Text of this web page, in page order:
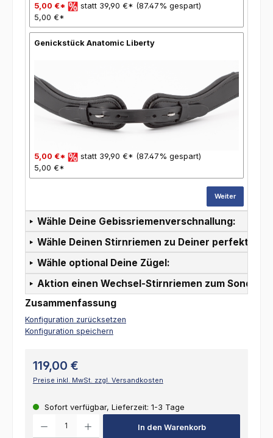
5,00 €*
statt 39,90 €* (87.47% gespart)
5,00 €*
Genickstück Anatomic Liberty
5,00 €*
statt 39,90 €* (87.47% gespart)
5,00 €*
Weiter
Wähle Deine Gebissriemenverschnallung:
Wähle Deinen Stirnriemen zu Deiner perfekten
Wähle optional Deine Zügel:
Aktion einen Wechsel-Stirnriemen zum
Zusammenfassung
Konfiguration zurücksetzen
Konfiguration speichern
119,00 €
Preise inkl. MwSt. zzgl. Versandkosten
Sofort verfügbar, Lieferzeit: 1-3 Tage
In den Warenkorb